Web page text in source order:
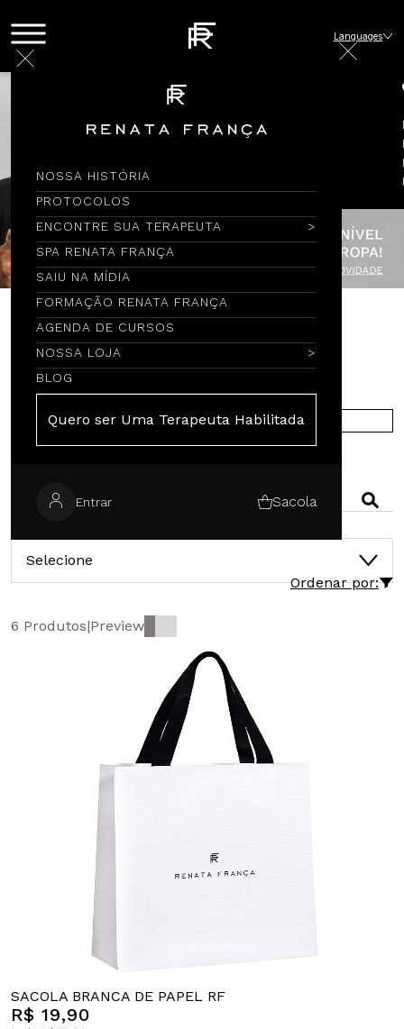
NOSSA HISTÓRIA
PROTOCOLOS
ENCONTRE SUA TERAPEUTA
SPA RENATA FRANÇA
SAIU NA MÍDIA
FORMAÇÃO RENATA FRANÇA
AGENDA DE CURSOS
NOSSA LOJA
BLOG
Quero ser Uma Terapeuta Habilitada
Entrar Sacola
Languages
Encontre por Nome
COMPRE NA EUROPA
Selecione
Ordenar por:
6 Produtos|Preview
SACOLA BRANCA DE PAPEL RF
R$ 19,90